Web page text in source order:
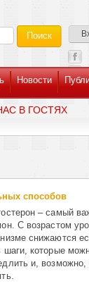
Новости
В ГОСТЯХ
способов
– самый
С возрастом
снижаются
шаги, которые
и, возможно,